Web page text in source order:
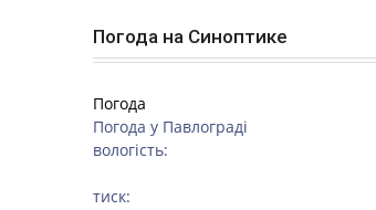
Погода на Синоптике
Погода
Погода у Павлограді
вологість:
тиск: